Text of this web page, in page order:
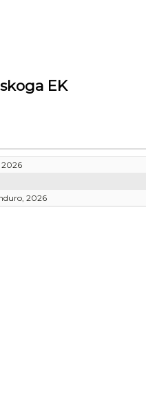
EK
2026
2026